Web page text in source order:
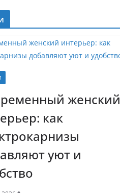
женский
как
уют и